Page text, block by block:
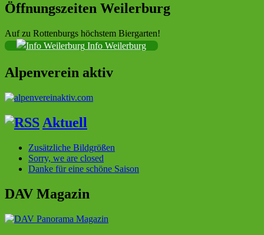
Öffnungszeiten Weilerburg
Auf zu Rottenburgs höchstem Biergarten!
Info Weilerburg
Alpenverein aktiv
Aktuell
Zusätzliche Bildgrößen
Sorry, we are closed
Danke für eine schöne Saison
DAV Magazin